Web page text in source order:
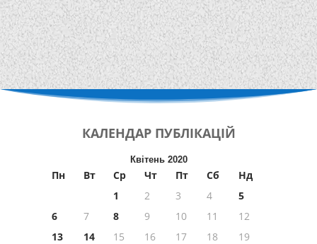
КАЛЕНДАР ПУБЛІКАЦІЙ
Квітень 2020
Пн Вт Ср Чт Пт Сб
Нд
1
2 3 4
5
6
7 8 9 10 11
12
13
14 15 16 17 18
19